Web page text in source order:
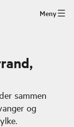
Meny
sammen
og